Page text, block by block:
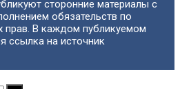
сторонние материалы с
обязательств по
прав. В каждом публикуемом
ссылка на источник